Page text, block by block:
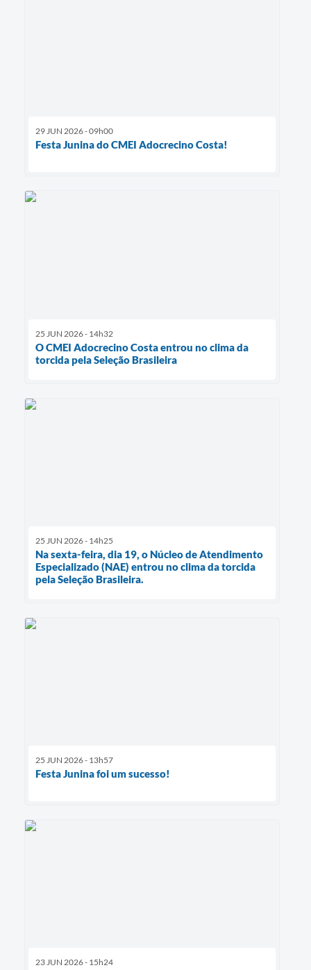
29 JUN 2026 - 09h00
Festa Junina do CMEI Adocrecino Costa!
25 JUN 2026 - 14h32
O CMEI Adocrecino Costa entrou no clima da
torcida pela Seleção Brasileira
25 JUN 2026 - 14h25
Na sexta-feira, dia 19, o Núcleo de Atendimento
Especializado (NAE) entrou no clima da torcida
pela Seleção Brasileira.
25 JUN 2026 - 13h57
Festa Junina foi um sucesso!
23 JUN 2026 - 15h24